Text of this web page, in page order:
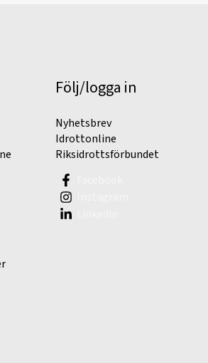
Följ/logga in
Nyhetsbrev
Idrottonline
Riksidrottsförbundet